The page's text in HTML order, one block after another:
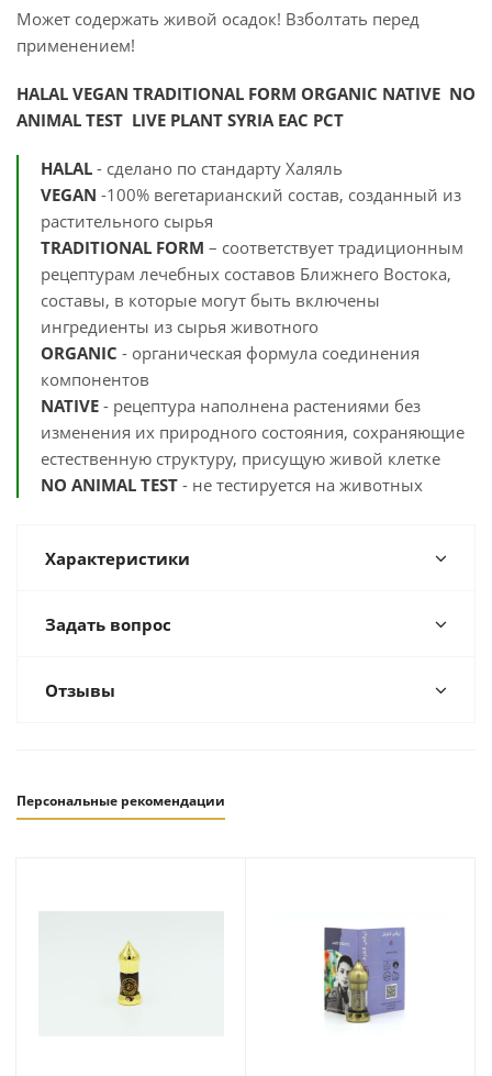
Может содержать живой осадок! Взболтать перед
применением!
HALAL VEGAN TRADITIONAL FORM ORGANIC NATIVE NO
ANIMAL TEST LIVE PLANT SYRIA EАС РСТ
HALAL - сделано по стандарту Халяль
VEGAN -100% вегетарианский состав, созданный из
растительного сырья
TRADITIONAL FORM – соответствует традиционным
рецептурам лечебных составов Ближнего Востока,
составы, в которые могут быть включены
ингредиенты из сырья животного
ORGANIC - органическая формула соединения
компонентов
NATIVE - рецептура наполнена растениями без
изменения их природного состояния, сохраняющие
естественную структуру, присущую живой клетке
NO ANIMAL TEST - не тестируется на животных
Характеристики
Задать вопрос
Отзывы
Персональные рекомендации